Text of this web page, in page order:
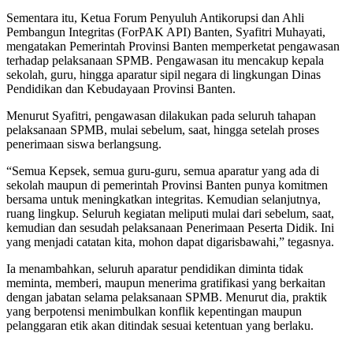
Sementara itu, Ketua Forum Penyuluh Antikorupsi dan Ahli
Pembangun Integritas (ForPAK API) Banten, Syafitri Muhayati,
mengatakan Pemerintah Provinsi Banten memperketat pengawasan
terhadap pelaksanaan SPMB. Pengawasan itu mencakup kepala
sekolah, guru, hingga aparatur sipil negara di lingkungan Dinas
Pendidikan dan Kebudayaan Provinsi Banten.
Menurut Syafitri, pengawasan dilakukan pada seluruh tahapan
pelaksanaan SPMB, mulai sebelum, saat, hingga setelah proses
penerimaan siswa berlangsung.
“Semua Kepsek, semua guru-guru, semua aparatur yang ada di
sekolah maupun di pemerintah Provinsi Banten punya komitmen
bersama untuk meningkatkan integritas. Kemudian selanjutnya,
ruang lingkup. Seluruh kegiatan meliputi mulai dari sebelum, saat,
kemudian dan sesudah pelaksanaan Penerimaan Peserta Didik. Ini
yang menjadi catatan kita, mohon dapat digarisbawahi,” tegasnya.
Ia menambahkan, seluruh aparatur pendidikan diminta tidak
meminta, memberi, maupun menerima gratifikasi yang berkaitan
dengan jabatan selama pelaksanaan SPMB. Menurut dia, praktik
yang berpotensi menimbulkan konflik kepentingan maupun
pelanggaran etik akan ditindak sesuai ketentuan yang berlaku.